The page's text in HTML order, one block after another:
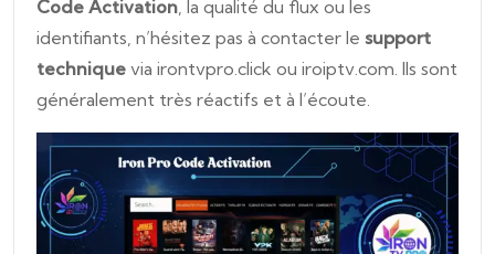
Code Activation , la qualité du flux ou les
identifiants, n’hésitez pas à contacter le support
technique via irontvpro.click ou iroiptv.com. Ils sont
généralement très réactifs et à l’écoute.